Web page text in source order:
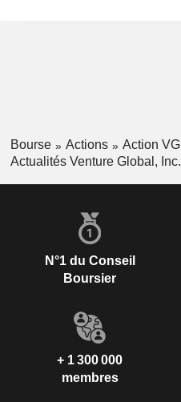
Bourse Actions
Action VG
Actualités Venture Global, Inc.
N°1 du Conseil
Boursier
+ 1 300 000
membres